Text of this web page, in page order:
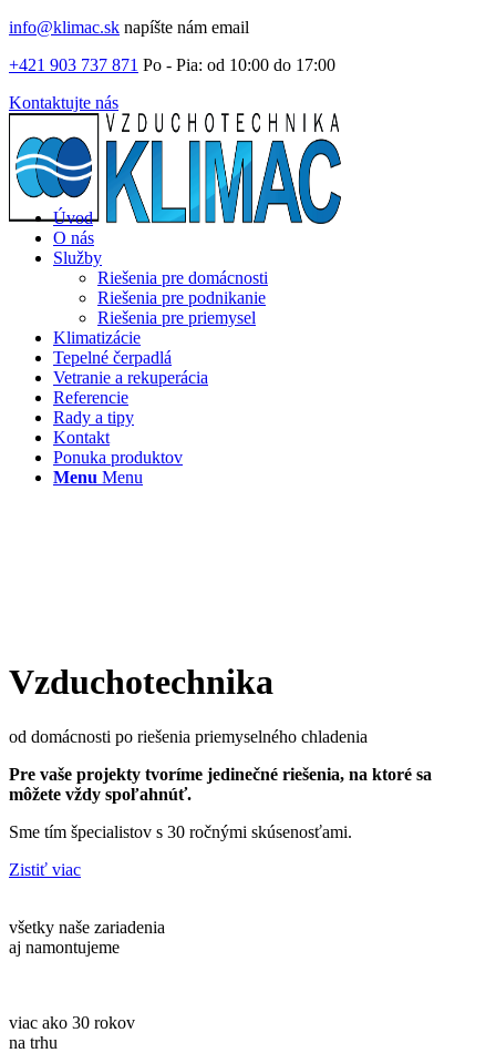
info@klimac.sk napíšte nám email
+421 903 737 871 Po - Pia: od 10:00 do 17:00
Kontaktujte nás
Úvod
O nás
Služby
Riešenia pre domácnosti
Riešenia pre podnikanie
Riešenia pre priemysel
Klimatizácie
Tepelné čerpadlá
Vetranie a rekuperácia
Referencie
Rady a tipy
Kontakt
Ponuka produktov
Menu Menu
Vzduchotechnika
od domácnosti po riešenia priemyselného chladenia
Pre vaše projekty tvoríme jedinečné riešenia, na ktoré sa
môžete vždy spoľahnúť.
Sme tím špecialistov s 30 ročnými skúsenosťami.
Zistiť viac
všetky naše zariadenia
aj namontujeme
viac ako 30 rokov
na trhu